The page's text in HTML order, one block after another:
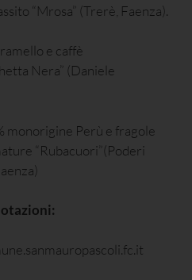
“Mrosa” (Trerè, Faenza).
e caffè
Nera” (Daniele
monorigine Perù e fragole
“Rubacuori”(Poderi